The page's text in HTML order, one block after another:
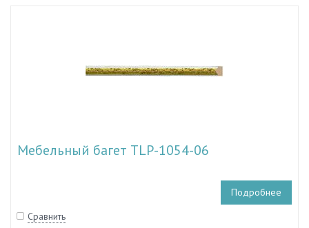
Мебельный багет TLP-1054-06
Подробнее
Сравнить